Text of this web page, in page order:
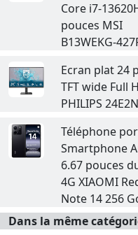
Core i7-
pouces MSI
B13WEKG-
Ecran plat 24
TFT wide Full
PHILIPS
Téléphone
Smartphone
6.67 pouces
4G XIAOMI
Note 14 256
Dans la même